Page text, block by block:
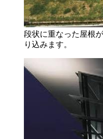
段状に重なった屋根
り込みます。